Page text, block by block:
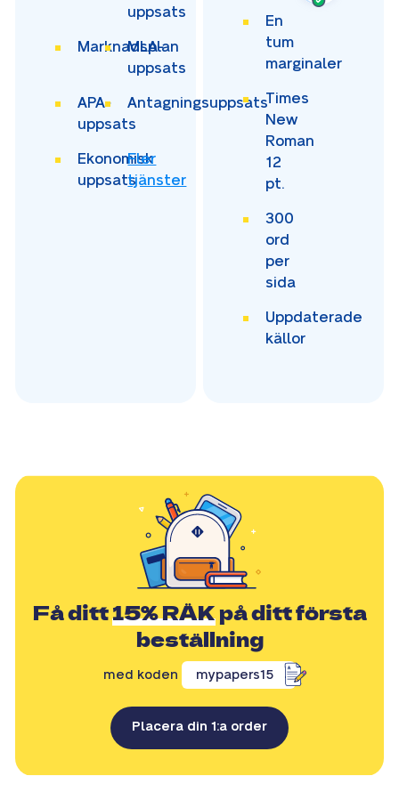
uppsats
Marknadsplan
MLA-
uppsats
APA-
uppsats
Antagningsuppsats
Ekonomisk
uppsats
Fler
tjänster
En
tum
marginaler
Times
New
Roman
12
pt.
300
ord
per
sida
Uppdaterade
källor
Få ditt15% RÄKpå ditt första
beställning
med koden mypapers15
Placera din 1:a order